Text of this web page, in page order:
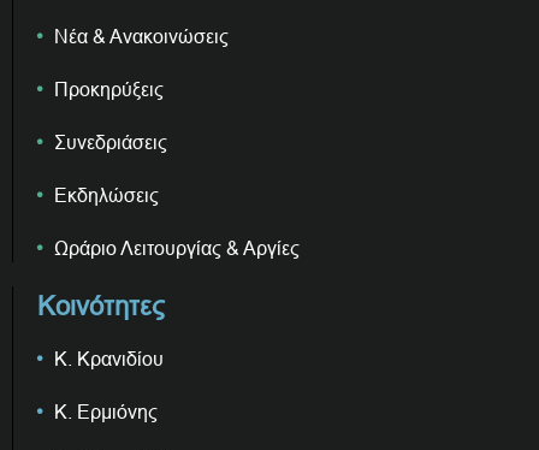
Νέα & Ανακοινώσεις
Προκηρύξεις
Συνεδριάσεις
Εκδηλώσεις
Ωράριο Λειτουργίας & Αργίες
Κοινότητες
Κ. Κρανιδίου
Κ. Ερμιόνης